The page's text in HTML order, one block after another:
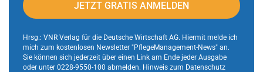
JETZT GRATIS ANMELDEN
Hrsg.: VNR Verlag für die Deutsche Wirtschaft AG. Hiermit melde ich
mich zum kostenlosen Newsletter "PflegeManagement-News" an.
Sie können sich jederzeit über einen Link am Ende jeder Ausgabe
oder unter 0228-9550-100 abmelden. Hinweis zum Datenschutz